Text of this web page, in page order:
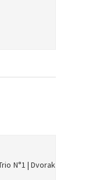
N°1 | Dvorak